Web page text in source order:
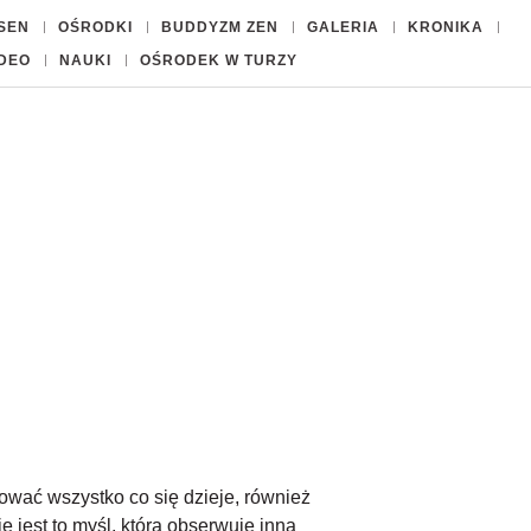
OŚRODKI BUDDYZM ZEN GALERIA
KRONIKA
NAUKI OŚRODEK W TURZY
wszystko co się dzieje, również
jest to myśl, która obserwuje inną